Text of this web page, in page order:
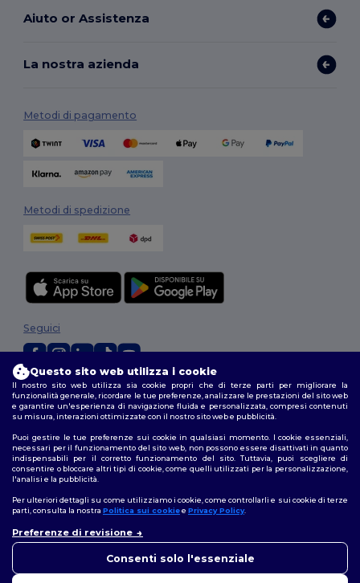
Aiuto or Assistenza
La nostra azienda
Metodi di pagamento
Metodi di spedizione
2026. Tutti i diritti riservati
Termini e Condizioni|Politica di personalizzazione|Informativa sulla
privacy|Politica sui cookie|Site Map
Seguici
Questo sito web utilizza i cookie
Il nostro sito web utilizza sia cookie propri che di terze parti per migliorare la
funzionalità generale, ricordare le tue preferenze, analizzare le prestazioni del sito web
e garantire un'esperienza di navigazione fluida e personalizzata, compresi contenuti
su misura, interazioni ottimizzate con il nostro sito web e pubblicità.
Puoi gestire le tue preferenze sui cookie in qualsiasi momento. I cookie essenziali,
necessari per il funzionamento del sito web, non possono essere disattivati in quanto
indispensabili per il corretto funzionamento del sito. Tuttavia, puoi scegliere di
consentire o bloccare altri tipi di cookie, come quelli utilizzati per la personalizzazione,
l'analisi e la pubblicità.
Per ulteriori dettagli su come utilizziamo i cookie, come controllarli e sui cookie di terze
parti, consulta la nostra Politica sui cookiee Privacy Policy.
Preferenze di revisione
Consenti solo l'essenziale